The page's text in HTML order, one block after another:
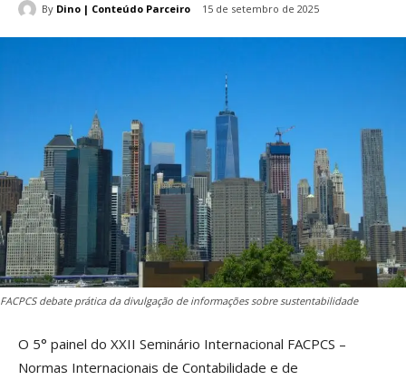
By Dino | Conteúdo Parceiro 15 de setembro de 2025
FACPCS debate prática da divulgação de informações sobre sustentabilidade
O 5° painel do XXII Seminário Internacional FACPCS –
Normas Internacionais de Contabilidade e de